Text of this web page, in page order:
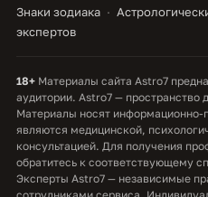
Знаки зодиака
экспертов
18+ Материалы сайта Astro7
аудитории. Astro7 — пространство
Материалы носят информационно-
являются медицинской,
консультацией. Для получения
обратитесь к соответствующему
Эксперты Astro7 — независимые